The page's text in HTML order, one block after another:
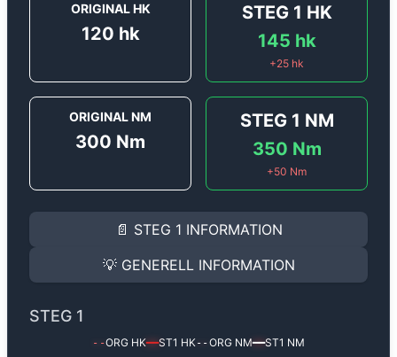
ORIGINAL HK
120 hk
STEG 1 HK
145 hk
+25 hk
ORIGINAL NM
300 Nm
STEG 1 NM
350 Nm
+50 Nm
📄 STEG 1 INFORMATION
INFORMATION
Steg 1
Peugeot 6008 1.6
Effekten ökar från120 hktill145 hkoch
(+25 hk & +50 Nm).
Ger mer effekt, högre vridmoment, lägre
Steg 1 mjukvara justerar vi ett antal
💡 GENERELL INFORMATION
✅ All mjukvara är skräddarsydd för din bil
✅ Felsökning inann samt efter optimering
STEG 1
--ORG HK━━ST1 HK--ORG NM━━ST1 NM